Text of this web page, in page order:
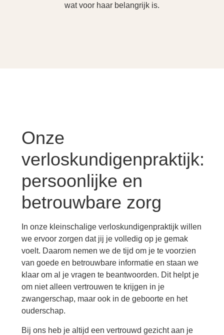
wat voor haar belangrijk is.
Onze
verloskundigenpraktijk:
persoonlijke en
betrouwbare zorg
In onze kleinschalige verloskundigenpraktijk willen
we ervoor zorgen dat jij je volledig op je gemak
voelt. Daarom nemen we de tijd om je te voorzien
van goede en betrouwbare informatie en staan we
klaar om al je vragen te beantwoorden. Dit helpt je
om niet alleen vertrouwen te krijgen in je
zwangerschap, maar ook in de geboorte en het
ouderschap.
Bij ons heb je altijd een vertrouwd gezicht aan je